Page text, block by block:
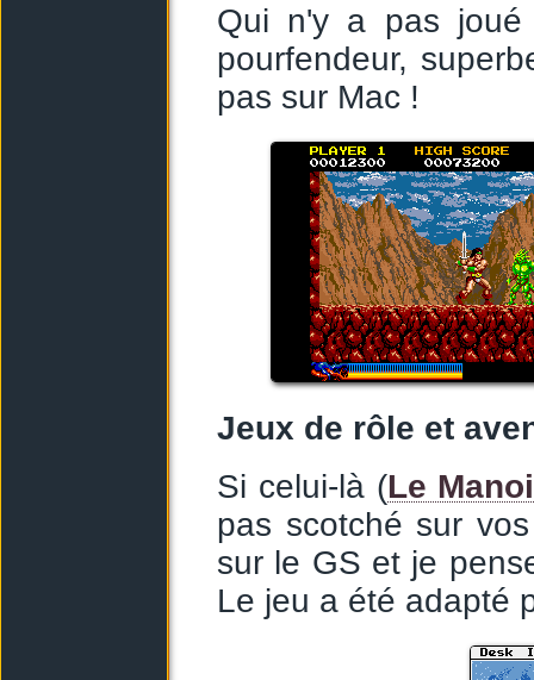
Qui n'y a pas
pourfendeur,
pas sur Mac !
Jeux de rôle et
Si celui-là (Le
pas scotché sur
sur le GS et je
Le jeu a été adapté